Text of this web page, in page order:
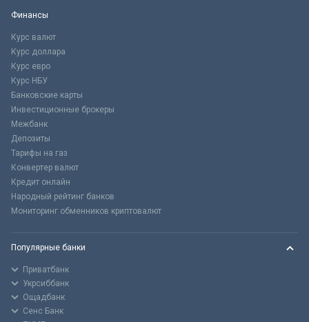
Финансы
Курс валют
Курс доллара
Курс евро
Курс НБУ
Банковские карты
Инвестиционные брокеры
Межбанк
Депозиты
Тарифы на газ
Конвертер валют
Кредит онлайн
Народный рейтинг банков
Мониторинг обменников криптовалют
Популярные банки
Приватбанк
Укрсиббанк
Ощадбанк
Сенс Банк